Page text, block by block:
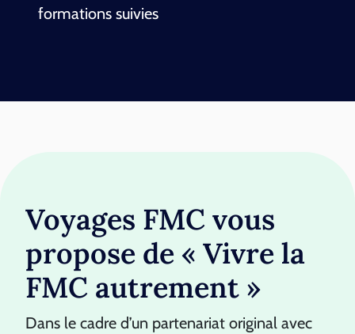
formations suivies
Voyages FMC vous
propose de « Vivre la
FMC autrement »
Dans le cadre d’un partenariat original avec